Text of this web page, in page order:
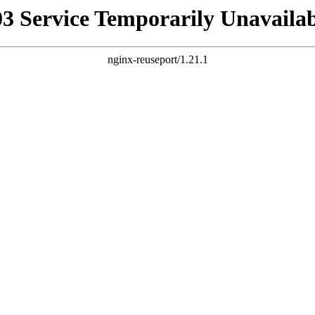
Service Temporarily
nginx-reuseport/1.21.1